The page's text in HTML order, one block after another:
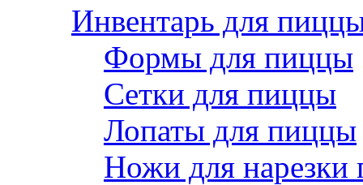
Инвентарь для
Формы для пиццы
Сетки для пиццы
Лопаты для пиццы
Ножи для нарезки